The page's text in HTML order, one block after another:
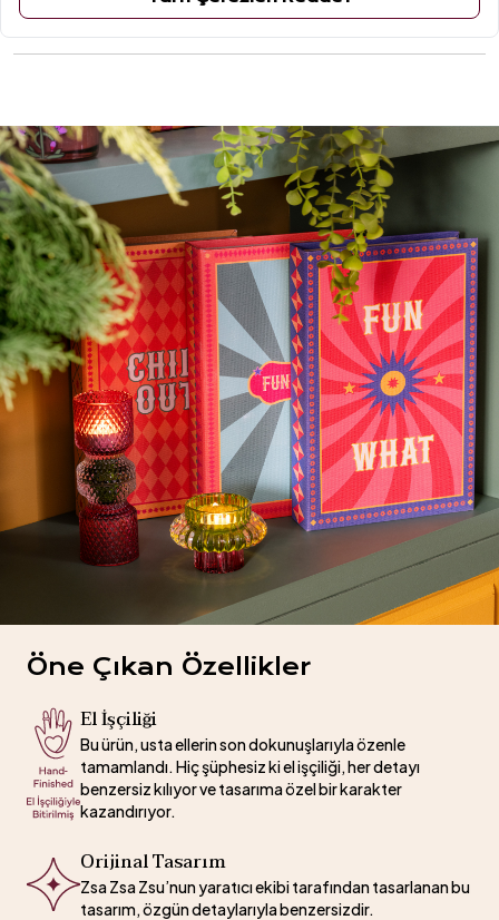
ÜRÜN YORUMLARI
Öne Çıkan Özellikler
El İşçiliği
Bu ürün, usta ellerin son dokunuşlarıyla özenle
tamamlandı. Hiç şüphesiz ki el işçiliği, her detayı
benzersiz kılıyor ve tasarıma özel bir karakter
kazandırıyor.
Orijinal Tasarım
Zsa Zsa Zsu’nun yaratıcı ekibi tarafından tasarlanan bu
tasarım, özgün detaylarıyla benzersizdir.